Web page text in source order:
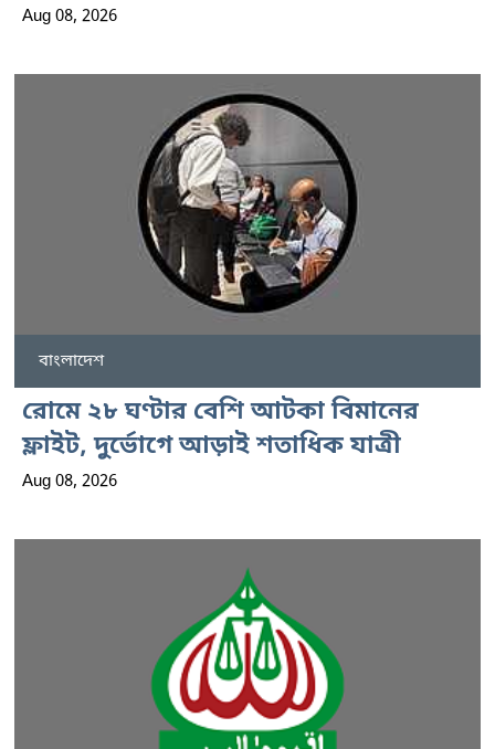
Aug 08, 2026
বাংলাদেশ
রোমে ২৮ ঘণ্টার বেশি আটকা বিমানের
ফ্লাইট, দুর্ভোগে আড়াই শতাধিক যাত্রী
Aug 08, 2026